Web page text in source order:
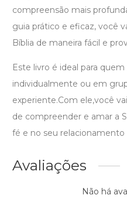
compreensão mais
guia prático e eficaz, você
Bíblia de maneira fácil e
Este livro é ideal para
individualmente ou em
experiente.Com ele,você
de compreender e amar a
fé e no seu relacionamento
Avaliações
Não há